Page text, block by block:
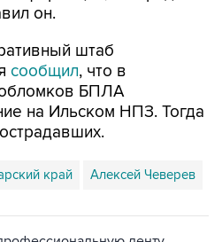
он.
штаб
сообщил, что в
обломков БПЛА
на Ильском НПЗ. Тогда
край Алексей Чеверев